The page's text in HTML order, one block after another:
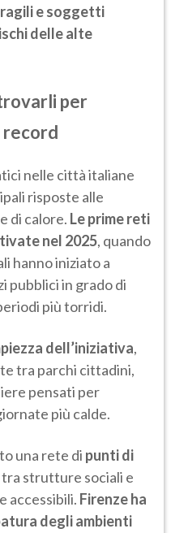
e soggetti
delle alte
per
record
nelle città italiane
risposte alle
di calore. Le prime reti
nel 2025, quando
hanno iniziato a
pubblici in grado di
più torridi.
dell’iniziativa,
tra parchi cittadini,
pensati per
più calde.
una rete di punti di
strutture sociali e
accessibili. Firenze ha
degli ambienti